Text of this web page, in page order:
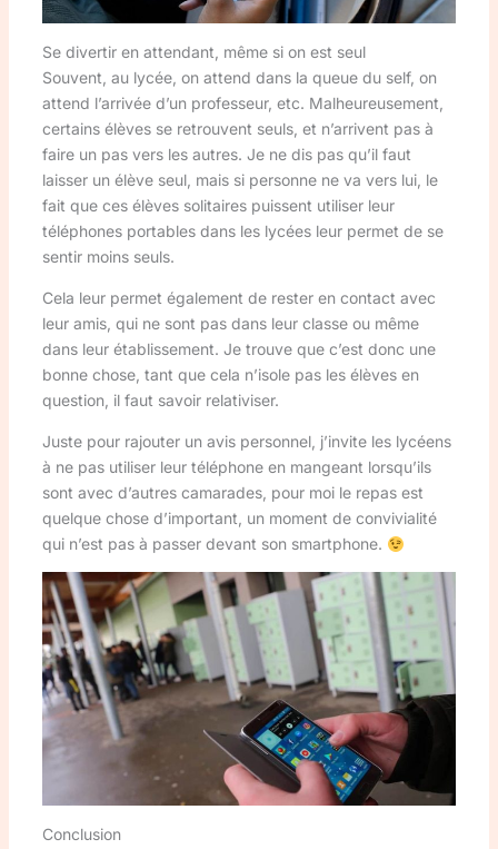
Se divertir en attendant, même si on est seul
Souvent, au lycée, on attend dans la queue du self, on
attend l’arrivée d’un professeur, etc. Malheureusement,
certains élèves se retrouvent seuls, et n’arrivent pas à
faire un pas vers les autres. Je ne dis pas qu’il faut
laisser un élève seul, mais si personne ne va vers lui, le
fait que ces élèves solitaires puissent utiliser leur
téléphones portables dans les lycées leur permet de se
sentir moins seuls.
Cela leur permet également de rester en contact avec
leur amis, qui ne sont pas dans leur classe ou même
dans leur établissement. Je trouve que c’est donc une
bonne chose, tant que cela n’isole pas les élèves en
question, il faut savoir relativiser.
Juste pour rajouter un avis personnel, j’invite les lycéens
à ne pas utiliser leur téléphone en mangeant lorsqu’ils
sont avec d’autres camarades, pour moi le repas est
quelque chose d’important, un moment de convivialité
qui n’est pas à passer devant son smartphone.
Conclusion